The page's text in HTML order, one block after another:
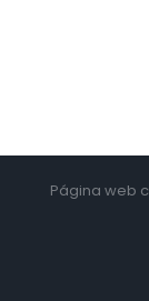
Página web